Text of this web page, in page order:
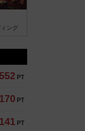
ング
552 PT
170 PT
141 PT